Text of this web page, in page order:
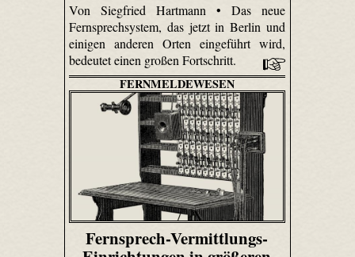
Von Siegfried Hartmann • Das neue
Fernsprechsystem, das jetzt in Berlin und
einigen anderen Orten eingeführt wird,
bedeutet einen großen Fortschritt.
FERNMELDEWESEN
Fernsprech-Vermittlungs-